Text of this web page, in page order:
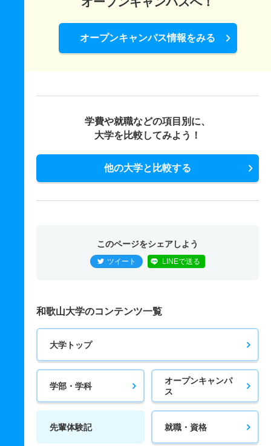
オープンキャンパス情報をみる
学費や就職などの項目別に、
大学を比較してみよう！
他の大学と比較する
このページをシェアしよう
ツイート LINEで送る
和歌山大学のコンテンツ一覧
大学トップ
学部・学科
オープンキャンパ
ス
先輩体験記 就職・資格